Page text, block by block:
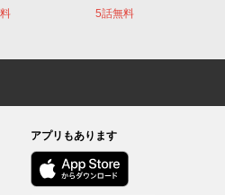
5話無料
アプリもあります